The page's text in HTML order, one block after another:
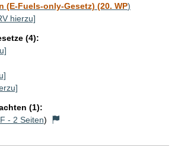
(E-Fuels-only-Gesetz) (20. WP)
hierzu]
(4):
(1):
- 2 Seiten)